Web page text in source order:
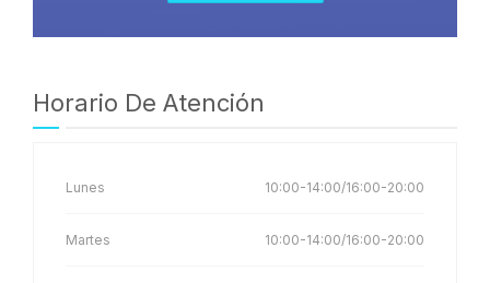
Horario De Atención
Lunes 10:00-14:00/16:00-20:00
Martes 10:00-14:00/16:00-20:00